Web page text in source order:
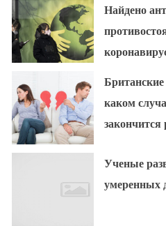
Найдено
каком
закончится
Ученые
умеренных